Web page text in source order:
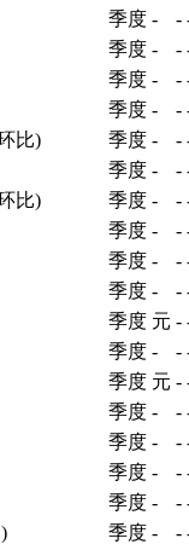
季度 - -
季度 - -
季度 - -
季度 - -
比)
季度 - -
季度 - -
比)
季度 - -
季度 - -
季度 - -
季度 - -
季度 元 -
季度 - -
季度 元 -
季度 - -
季度 - -
季度 - -
季度 - -
季度 - -